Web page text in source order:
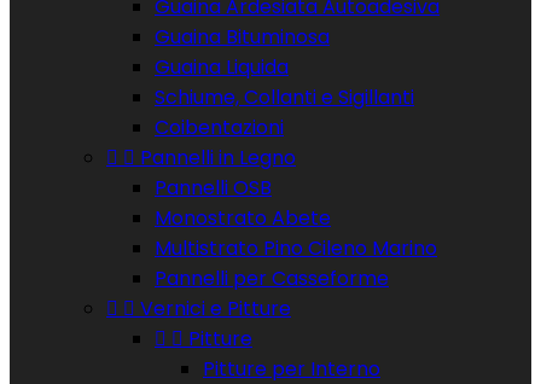
Guaina Ardesiata Autoadesiva
Guaina Bituminosa
Guaina Liquida
Schiume, Collanti e Sigillanti
Coibentazioni
  Pannelli in Legno
Pannelli OSB
Monostrato Abete
Multistrato Pino Cileno Marino
Pannelli per Casseforme
  Vernici e Pitture
  Pitture
Pitture per Interno